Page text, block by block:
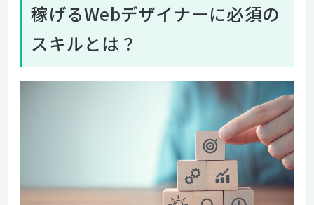
稼げるWebデザイナーに必須の
スキルとは？